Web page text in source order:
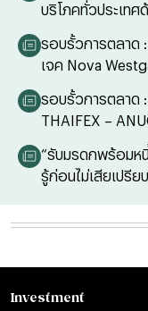
บริโภคทั่วประเท
รอบรั้วการตลาด
เจค Nova
รอบรั้วการตลาด :
THAIFEX –
“รับมรดกพร้อมห
รู้ก่อนไม่เสียเปรีย
Investment